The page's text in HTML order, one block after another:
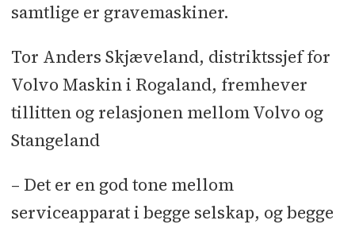
samtlige er gravemaskiner.
Tor Anders Skjæveland, distriktssjef for
Volvo Maskin i Rogaland, fremhever
tillitten og relasjonen mellom Volvo og
Stangeland
– Det er en god tone mellom
serviceapparat i begge selskap, og begge